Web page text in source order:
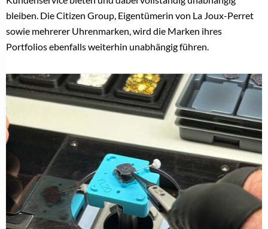
bleiben. Die Citizen Group, Eigentümerin von La Joux-Perret
sowie mehrerer Uhrenmarken, wird die Marken ihres
Portfolios ebenfalls weiterhin unabhängig führen.